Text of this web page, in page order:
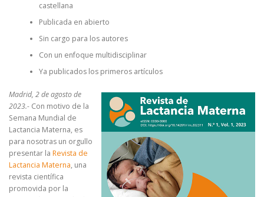
castellana
Publicada en abierto
Sin cargo para los autores
Con un enfoque multidisciplinar
Ya publicados los primeros artículos
Madrid, 2 de agosto de
2023.- Con motivo de la
Semana Mundial de
Lactancia Materna, es
para nosotras un orgullo
presentar la Revista de
Lactancia Materna, una
revista científica
promovida por la